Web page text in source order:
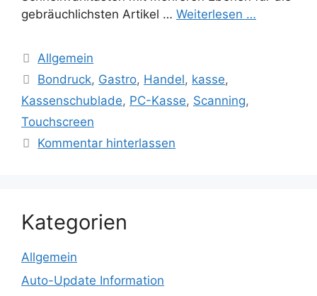
gebräuchlichsten Artikel … Weiterlesen …
Kategorien
Allgemein
Schlagwörter
Bondruck, Gastro, Handel, kasse,
Kassenschublade, PC-Kasse, Scanning,
Touchscreen
Kommentar hinterlassen
Kategorien
Allgemein
Auto-Update Information